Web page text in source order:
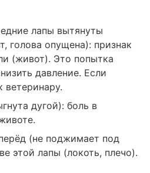
лапы вытянуты
голова опущена): признак
(живот). Это попытка
давление. Если
дугой): боль в
(не поджимает под
этой лапы (локоть, плечо).